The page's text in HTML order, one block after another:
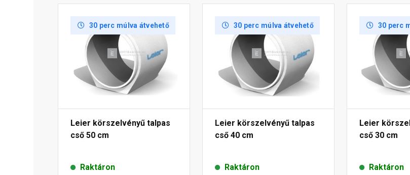
30 perc múlva átvehető
Leier körszelvényű talpas
cső 50 cm
Raktáron
30 perc múlva átvehető
Leier körszelvényű talpas
cső 40 cm
Raktáron
30 perc
Leier
cső 30 cm
Raktáron